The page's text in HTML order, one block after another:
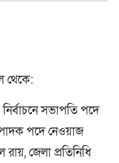
থেকে:
সভাপতি পদে
পদে নেওয়াজ
জেলা প্রতিনিধি